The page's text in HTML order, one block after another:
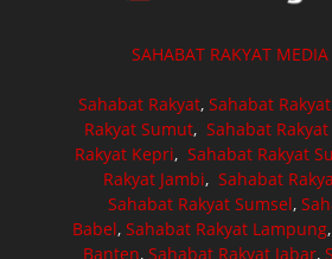
SAHABAT RAKYAT
Sahabat Rakyat, Sahabat
Rakyat Sumut, Sahabat
Rakyat Kepri,Sahabat Rakyat
Rakyat Jambi, Sahabat
Sahabat Rakyat Sumsel,
Babel,Sahabat Rakyat Lampung
Banten,Sahabat Rakyat Jabar,